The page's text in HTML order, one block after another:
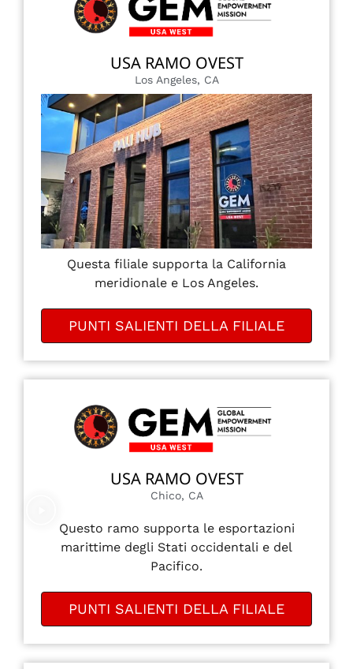
USA RAMO OVEST
Los Angeles, CA
Questa filiale supporta la California
meridionale e Los Angeles.
PUNTI SALIENTI DELLA FILIALE
USA RAMO OVEST
Chico, CA
Questo ramo supporta le esportazioni
marittime degli Stati occidentali e del
Pacifico.
PUNTI SALIENTI DELLA FILIALE